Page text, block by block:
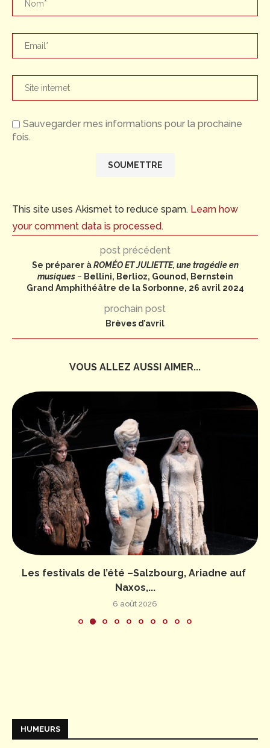
Sauvegarder mes informations pour la prochaine
fois.
This site uses Akismet to reduce spam. Learn how
your comment data is processed.
post précédent
Se préparer àROMÉO ET JULIETTE, une tragédie en
musiques~ Bellini, Berlioz, Gounod, Bernstein
Grand Amphithéâtre de la Sorbonne, 26 avril 2024
prochain post
Brèves d’avril
VOUS ALLEZ AUSSI AIMER...
Les festivals de l’été –Salzbourg, Ariadne auf
Naxos,...
6 août 2026
HUMEURS